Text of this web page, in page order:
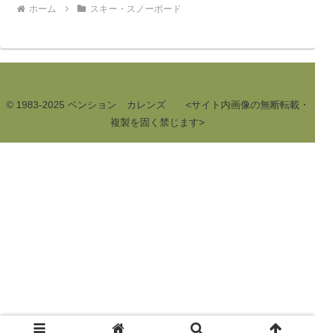
ホーム スキー・スノーボード
© 1983-2025 ペンション カレンズ <サイト内画像の無断転載・
複製を固く禁じます>